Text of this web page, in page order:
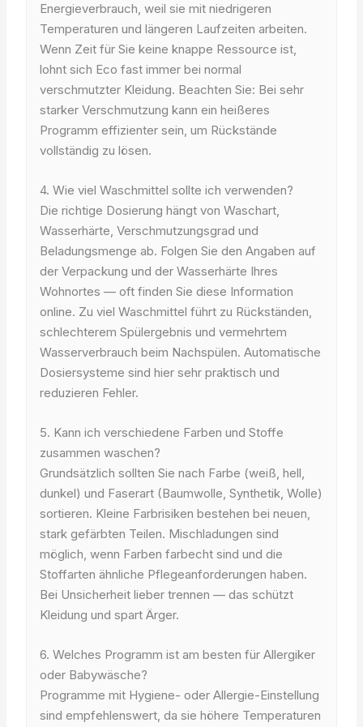
Energieverbrauch, weil sie mit niedrigeren
Temperaturen und längeren Laufzeiten arbeiten.
Wenn Zeit für Sie keine knappe Ressource ist,
lohnt sich Eco fast immer bei normal
verschmutzter Kleidung. Beachten Sie: Bei sehr
starker Verschmutzung kann ein heißeres
Programm effizienter sein, um Rückstände
vollständig zu lösen.
4. Wie viel Waschmittel sollte ich verwenden?
Die richtige Dosierung hängt von Waschart,
Wasserhärte, Verschmutzungsgrad und
Beladungsmenge ab. Folgen Sie den Angaben auf
der Verpackung und der Wasserhärte Ihres
Wohnortes — oft finden Sie diese Information
online. Zu viel Waschmittel führt zu Rückständen,
schlechterem Spülergebnis und vermehrtem
Wasserverbrauch beim Nachspülen. Automatische
Dosiersysteme sind hier sehr praktisch und
reduzieren Fehler.
5. Kann ich verschiedene Farben und Stoffe
zusammen waschen?
Grundsätzlich sollten Sie nach Farbe (weiß, hell,
dunkel) und Faserart (Baumwolle, Synthetik, Wolle)
sortieren. Kleine Farbrisiken bestehen bei neuen,
stark gefärbten Teilen. Mischladungen sind
möglich, wenn Farben farbecht sind und die
Stoffarten ähnliche Pflegeanforderungen haben.
Bei Unsicherheit lieber trennen — das schützt
Kleidung und spart Ärger.
6. Welches Programm ist am besten für Allergiker
oder Babywäsche?
Programme mit Hygiene- oder Allergie-Einstellung
sind empfehlenswert, da sie höhere Temperaturen